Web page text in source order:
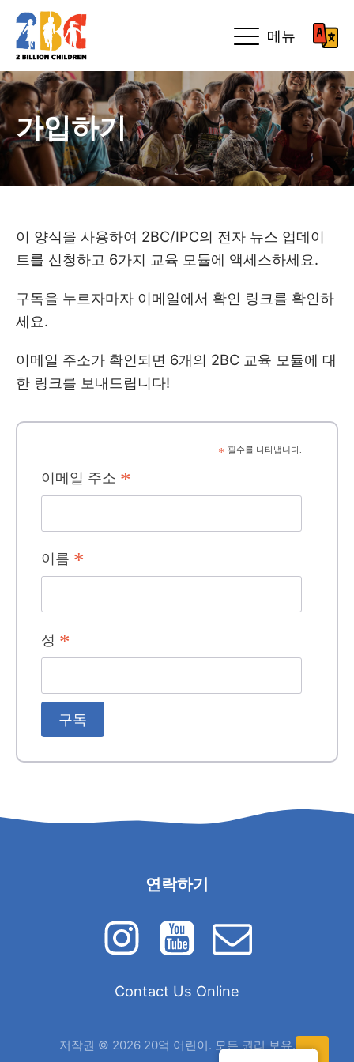
메뉴
가입하기
이 양식을 사용하여 2BC/IPC의 전자 뉴스 업데이
트를 신청하고 6가지 교육 모듈에 액세스하세요.
구독을 누르자마자 이메일에서 확인 링크를 확인하
세요.
이메일 주소가 확인되면 6개의 2BC 교육 모듈에 대
한 링크를 보내드립니다!
* 필수를 나타냅니다.
이메일 주소 *
이름 *
성 *
연락하기
Contact Us Online
저작권 © 2026 20억 어린이. 모든 권리 보유.